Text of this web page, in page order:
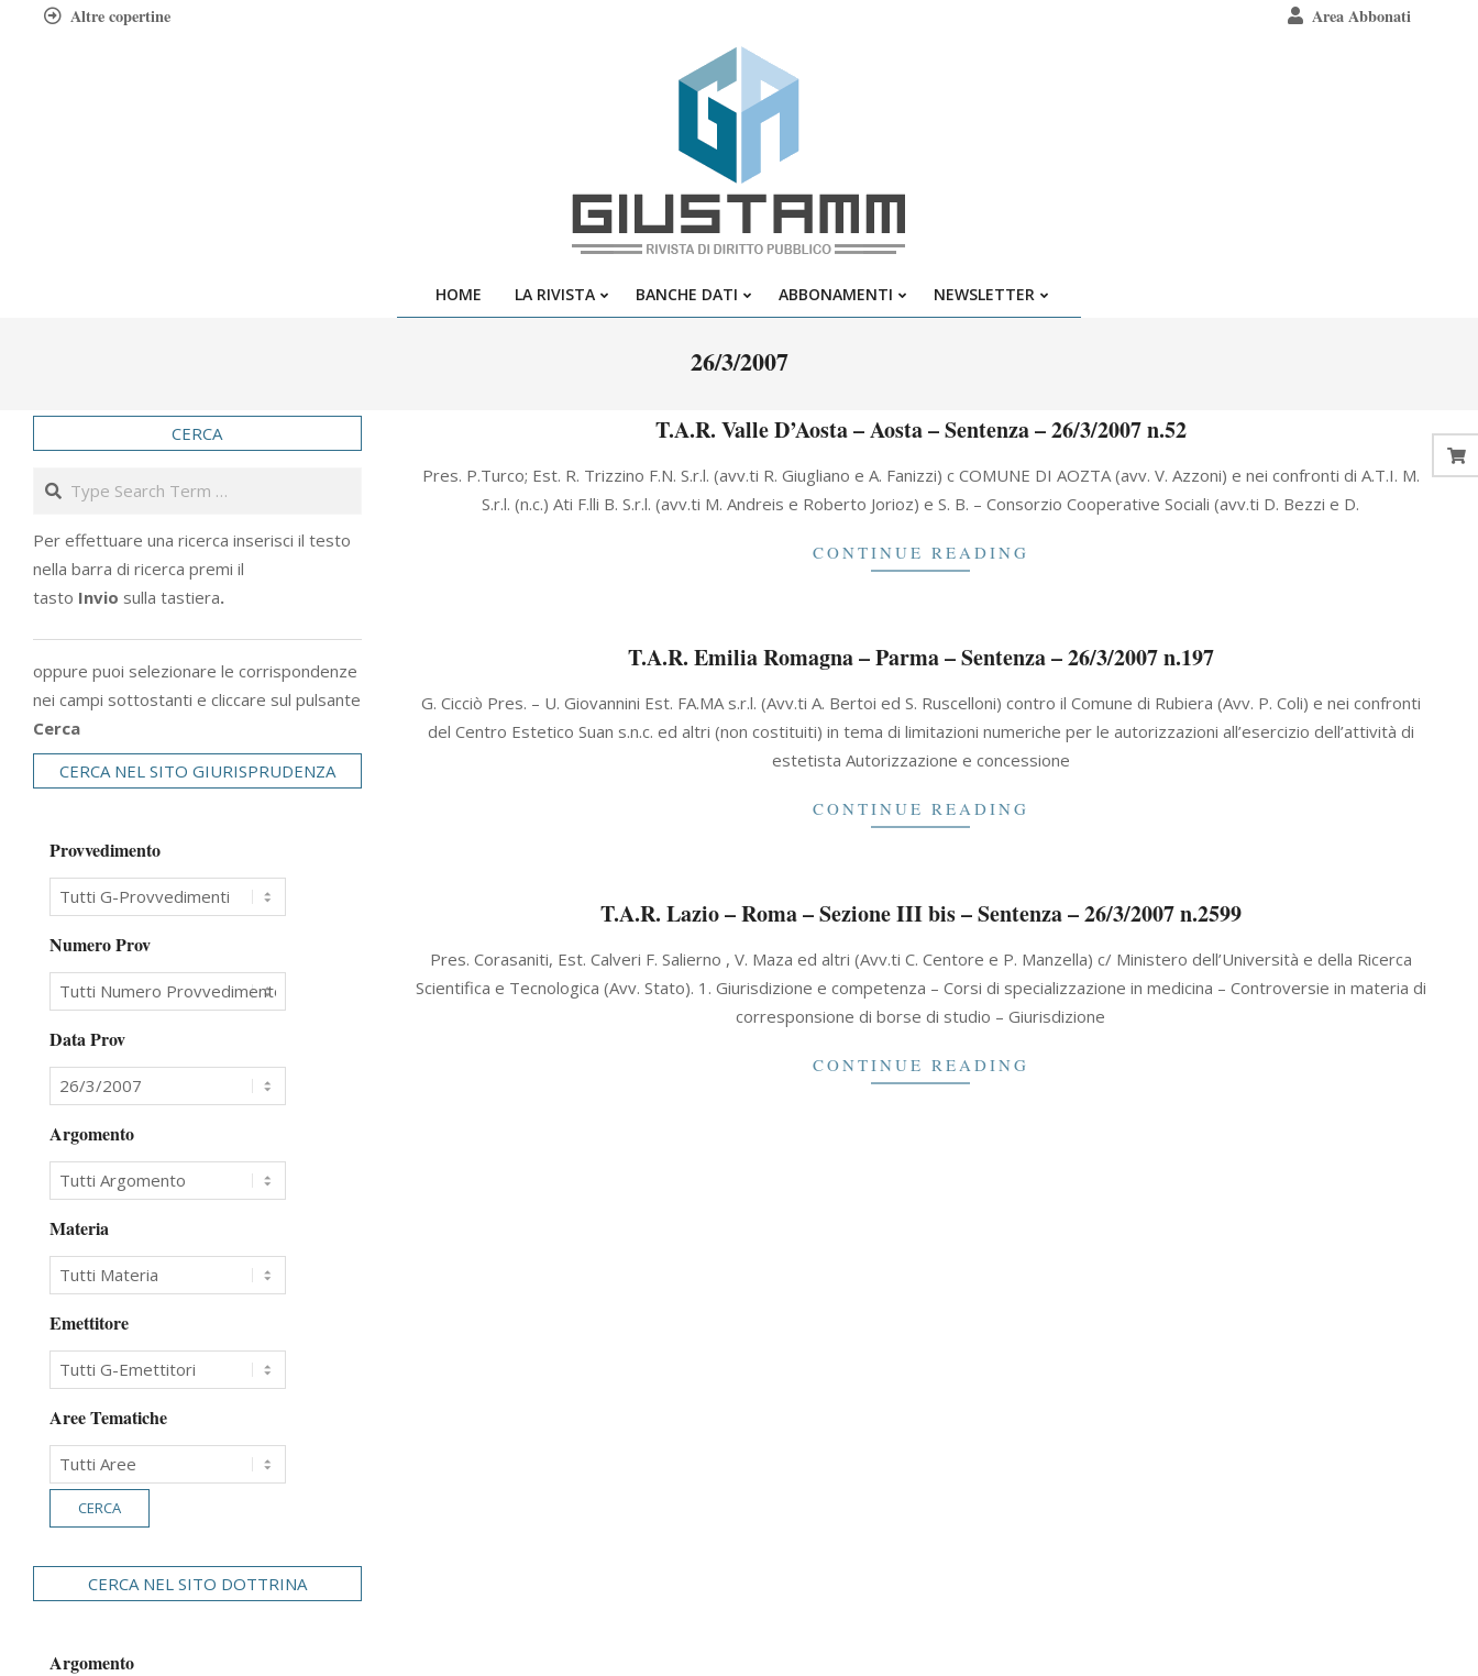
Altre copertine Area Abbonati
Giustamm
Primary
Menu
HOME LA RIVISTA BANCHE DATI ABBONAMENTI NEWSLETTER
26/3/2007
T.A.R. Valle D’Aosta – Aosta – Sentenza – 26/3/2007 n.52
03-
Pres. P.Turco; Est. R. Trizzino F.N. S.r.l. (avv.ti R. Giugliano e A. Fanizzi) c COMUNE DI AOZTA (avv. V. Azzoni) e nei confronti di A.T.I. M.
S.r.l. (n.c.) Ati F.lli B. S.r.l. (avv.ti M. Andreis e Roberto Jorioz) e S. B. – Consorzio Cooperative Sociali (avv.ti D. Bezzi e D.
CONTINUE READING
T.A.R. Emilia Romagna – Parma – Sentenza – 26/3/2007 n.197
03-
26
G. Cicciò Pres. – U. Giovannini Est. FA.MA s.r.l. (Avv.ti A. Bertoi ed S. Ruscelloni) contro il Comune di Rubiera (Avv. P. Coli) e nei confronti
del Centro Estetico Suan s.n.c. ed altri (non costituiti) in tema di limitazioni numeriche per le autorizzazioni all’esercizio dell’attività di
estetista Autorizzazione e concessione
CONTINUE READING
T.A.R. Lazio – Roma – Sezione III bis – Sentenza – 26/3/2007 n.2599
03-
26
Pres. Corasaniti, Est. Calveri F. Salierno , V. Maza ed altri (Avv.ti C. Centore e P. Manzella) c/ Ministero dell’Università e della Ricerca
Scientifica e Tecnologica (Avv. Stato). 1. Giurisdizione e competenza – Corsi di specializzazione in medicina – Controversie in materia di
corresponsione di borse di studio – Giurisdizione
CONTINUE READING
CERCA
Search
Per effettuare una ricerca inserisci il testo
nella barra di ricerca premi il
tasto Invio sulla tastiera.
oppure puoi selezionare le corrispondenze
nei campi sottostanti e cliccare sul pulsante
Cerca
CERCA NEL SITO GIURISPRUDENZA
Provvedimento
Numero Prov
Data Prov
Argomento
Materia
Emettitore
Aree Tematiche
CERCA NEL SITO DOTTRINA
Argomento